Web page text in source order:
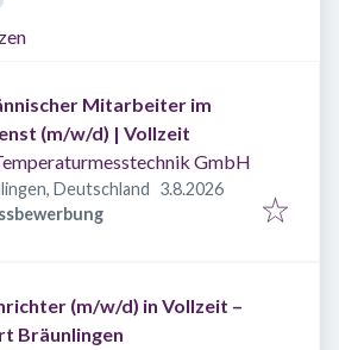
Mitarbeiter im
(m/w/d) | Vollzeit
GmbH
Deutschland Veröffentlicht
3.8.2026
(m/w/d) in Vollzeit –
Bräunlingen